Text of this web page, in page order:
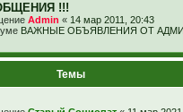
!!!
Admin « 14 мар 2011, 20:43
ВАЖНЫЕ ОБЪЯВЛЕНИЯ ОТ
Темы